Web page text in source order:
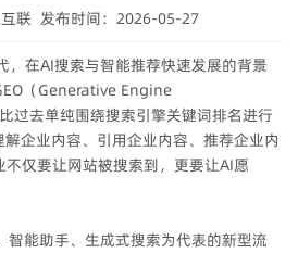
联 发布时间：2026-05-27
，在AI搜索与智能推荐快速发展的背景
（Generative Engine
去单纯围绕搜索引擎关键词排名进行
企业内容、引用企业内容、推荐企业内
仅要让网站被搜索到，更要让AI愿
智能助手、生成式搜索为代表的新型流